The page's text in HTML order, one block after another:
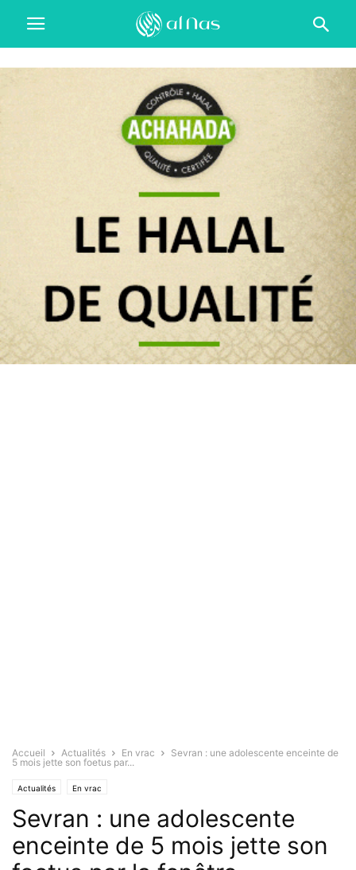
Accueil Actualités En vrac
Sevran : une adolescente enceinte de
5 mois jette son foetus par...
Actualités En vrac
Sevran : une adolescente
enceinte de 5 mois jette son